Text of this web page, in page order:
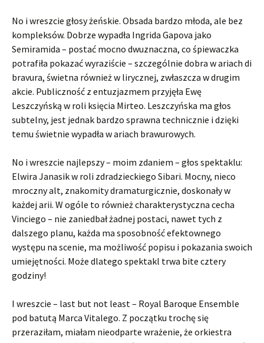
No i wreszcie głosy żeńskie. Obsada bardzo młoda, ale bez
kompleksów. Dobrze wypadła Ingrida Gapova jako
Semiramida – postać mocno dwuznaczna, co śpiewaczka
potrafiła pokazać wyraziście – szczególnie dobra w ariach di
bravura, świetna również w lirycznej, zwłaszcza w drugim
akcie. Publiczność z entuzjazmem przyjęła Ewę
Leszczyńską w roli księcia Mirteo. Leszczyńska ma głos
subtelny, jest jednak bardzo sprawna technicznie i dzięki
temu świetnie wypadła w ariach brawurowych.
No i wreszcie najlepszy – moim zdaniem – głos spektaklu:
Elwira Janasik w roli zdradzieckiego Sibari. Mocny, nieco
mroczny alt, znakomity dramaturgicznie, doskonały w
każdej arii. W ogóle to również charakterystyczna cecha
Vinciego – nie zaniedbał żadnej postaci, nawet tych z
dalszego planu, każda ma sposobność efektownego
występu na scenie, ma możliwość popisu i pokazania swoich
umiejętności. Może dlatego spektakl trwa bite cztery
godziny!
I wreszcie – last but not least – Royal Baroque Ensemble
pod batutą Marca Vitalego. Z początku trochę się
przeraziłam, miałam nieodparte wrażenie, że orkiestra